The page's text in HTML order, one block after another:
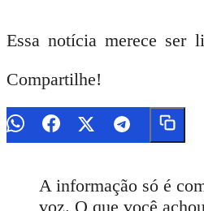
Essa notícia merece ser
Compartilhe!
A informação só é
voz. O que você